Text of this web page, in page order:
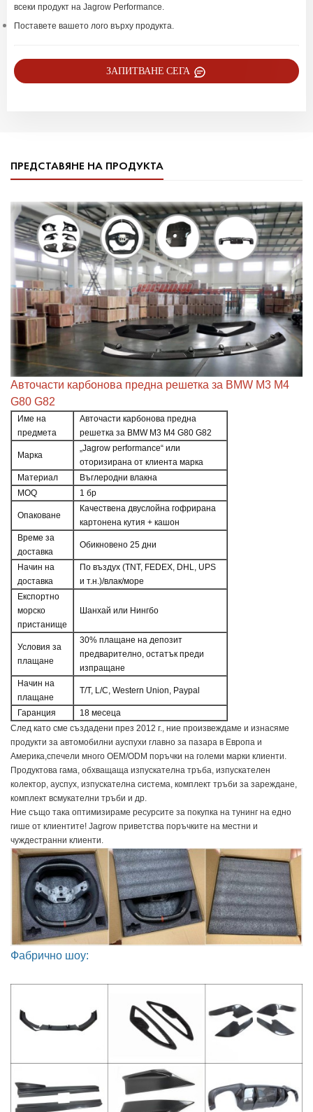
всеки продукт на Jagrow Performance.
Поставете вашето лого върху продукта.
ЗАПИТВАНЕ СЕГА
ПРЕДСТАВЯНЕ НА ПРОДУКТА
Авточасти карбонова предна решетка за BMW M3 M4
G80 G82
Име на
предмета
Авточасти карбонова предна
решетка за BMW M3 M4 G80 G82
Марка
„Jagrow performance“ или
оторизирана от клиента марка
Материал
Въглеродни влакна
MOQ
1 бр
Опаковане
Качествена двуслойна гофрирана
картонена кутия + кашон
Време за
доставка
Обикновено 25 дни
Начин на
доставка
По въздух (TNT, FEDEX, DHL, UPS
и т.н.)/влак/море
Експортно
морско
пристанище
Шанхай или Нингбо
Условия за
плащане
30% плащане на депозит
предварително, остатък преди
изпращане
Начин на
плащане
T/T, L/C, Western Union, Paypal
Гаранция
18 месеца
След като сме създадени през 2012 г., ние произвеждаме и изнасяме
продукти за автомобилни ауспухи главно за пазара в Европа и
Америка, спечели много OEM/ODM поръчки на големи марки клиенти.
Продуктова гама, обхващаща изпускателна тръба, изпускателен
колектор, ауспух, изпускателна система, комплект тръби за зареждане,
комплект всмукателни тръби и др.
Ние също така оптимизираме ресурсите за покупка на тунинг на едно
гише от клиентите! Jagrow приветства поръчките на местни и
чуждестранни клиенти.
Фабрично шоу: